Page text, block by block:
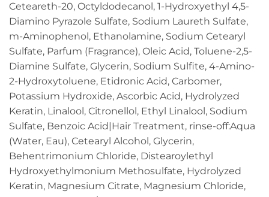
Ceteareth-20, Octyldodecanol, 1-Hydroxyethyl 4,5-
Diamino Pyrazole Sulfate, Sodium Laureth Sulfate,
m-Aminophenol, Ethanolamine, Sodium Cetearyl
Sulfate, Parfum (Fragrance), Oleic Acid, Toluene-2,5-
Diamine Sulfate, Glycerin, Sodium Sulfite, 4-Amino-
2-Hydroxytoluene, Etidronic Acid, Carbomer,
Potassium Hydroxide, Ascorbic Acid, Hydrolyzed
Keratin, Linalool, Citronellol, Ethyl Linalool, Sodium
Sulfate, Benzoic Acid|Hair Treatment, rinse-off:Aqua
(Water, Eau), Cetearyl Alcohol, Glycerin,
Behentrimonium Chloride, Distearoylethyl
Hydroxyethylmonium Methosulfate, Hydrolyzed
Keratin, Magnesium Citrate, Magnesium Chloride,